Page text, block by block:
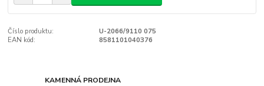
Číslo produktu:
U-2066/9110 075
EAN kód:
8581101040376
KAMENNÁ PRODEJNA